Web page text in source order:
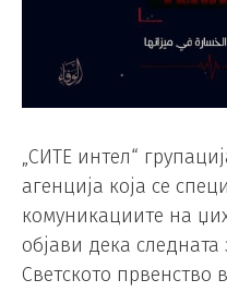
„СИТЕ интел“
агенција која се
комуникациите на
објави дека
Светското првенство